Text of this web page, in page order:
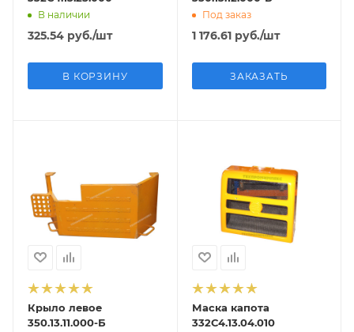
В наличии
325.54 руб./шт
В КОРЗИНУ
Под заказ
1 176.61руб./шт
ЗАКАЗАТЬ
Крыло левое
350.13.11.000-Б
Маска капота
332С4.13.04.010